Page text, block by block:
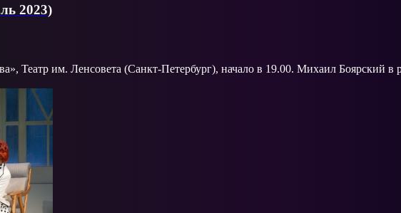
2023)
Театр им. Ленсовета (Санкт-Петербург), начало в 19.00. Михаил Боярский